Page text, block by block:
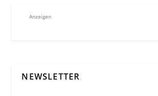
Anzeigen
NEWSLETTER